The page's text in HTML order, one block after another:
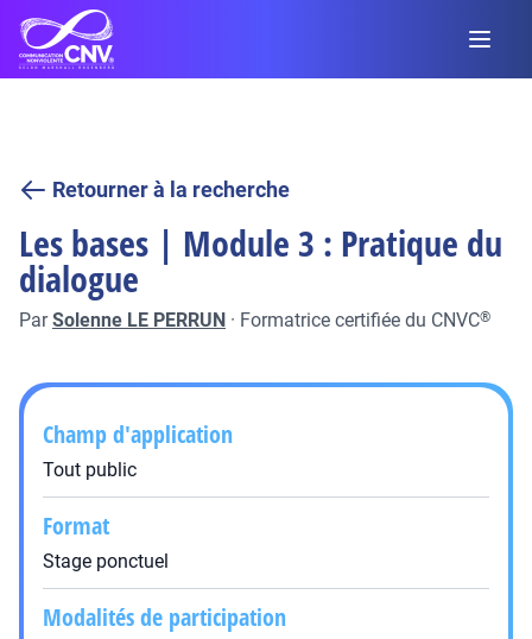
Retourner à la recherche
Les bases | Module 3 : Pratique du
dialogue
ParSolenne LE PERRUN · Formatrice certifiée du CNVC®
Champ d'application
Tout public
Format
Stage ponctuel
Modalités de participation